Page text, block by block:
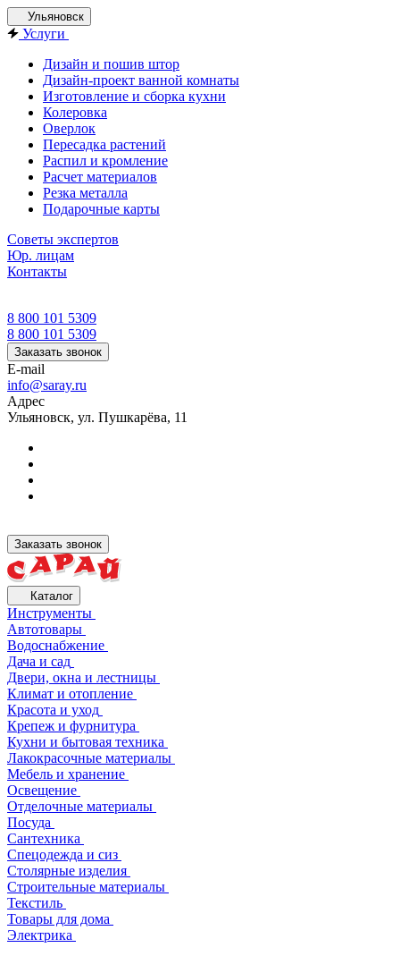
Ульяновск
Услуги
Дизайн и пошив штор
Дизайн-проект ванной комнаты
Изготовление и сборка кухни
Колеровка
Оверлок
Пересадка растений
Распил и кромление
Расчет материалов
Резка металла
Подарочные карты
Советы экспертов
Юр. лицам
Контакты
8 800 101 5309
8 800 101 5309
Заказать звонок
E-mail
info@saray.ru
Адрес
Ульяновск, ул. Пушкарёва, 11
Заказать звонок
Каталог
Инструменты
Автотовары
Водоснабжение
Дача и сад
Двери, окна и лестницы
Климат и отопление
Красота и уход
Крепеж и фурнитура
Кухни и бытовая техника
Лакокрасочные материалы
Мебель и хранение
Освещение
Отделочные материалы
Посуда
Сантехника
Спецодежда и сиз
Столярные изделия
Строительные материалы
Текстиль
Товары для дома
Электрика